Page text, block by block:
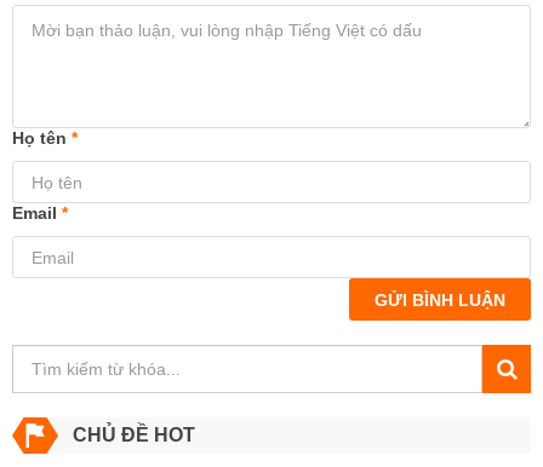
Họ tên *
Email *
GỬI BÌNH LUẬN
CHỦ ĐỀ HOT